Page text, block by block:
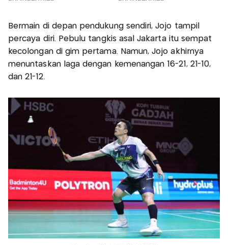
Bermain di depan pendukung sendiri, Jojo tampil
percaya diri. Pebulu tangkis asal Jakarta itu sempat
kecolongan di gim pertama. Namun, Jojo akhirnya
menuntaskan laga dengan kemenangan 16-21, 21-10,
dan 21-12.